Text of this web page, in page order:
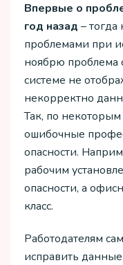
Впервые о
год назад – тогда
проблемами при
ноябрю проблема
системе не
некорректно
Так, по
ошибочные
опасности.
рабочим
опасности, а
класс.
Работодателям
исправить